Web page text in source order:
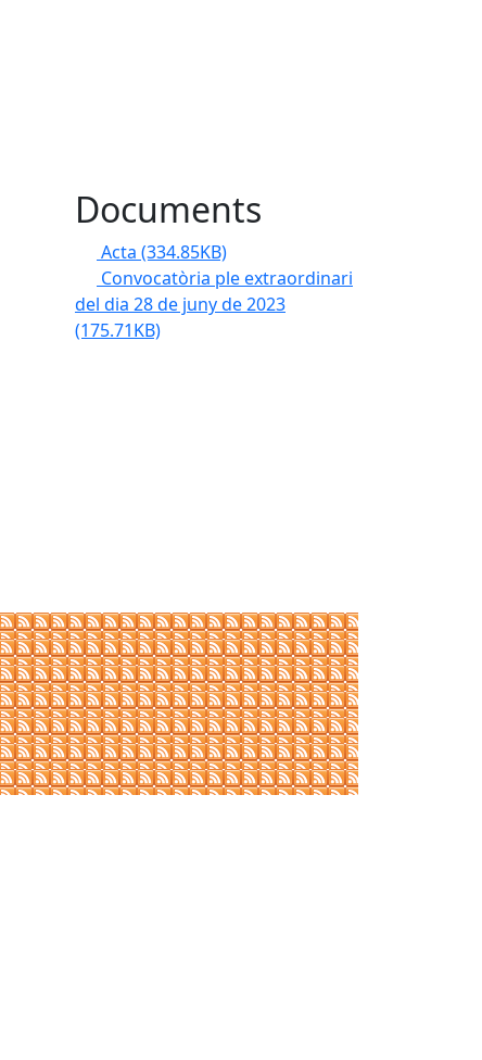
Documents
Acta (334.85KB)
Convocatòria ple extraordinari
del dia 28 de juny de 2023
(175.71KB)